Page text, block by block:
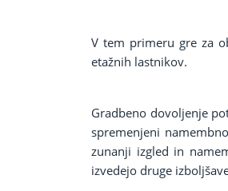
V tem primeru gre za
etažnih lastnikov.
Gradbeno dovoljenje
spremenjeni
zunanji izgled in
izvedejo druge